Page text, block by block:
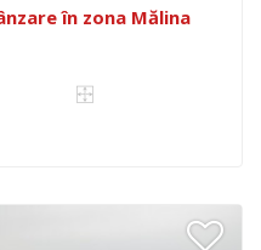
în zona Mălina